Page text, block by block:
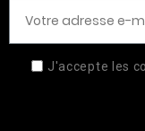
J'accepte les